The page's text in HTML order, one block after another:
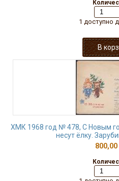
1 доступно
ХМК 1968 год № 478, С Новым
несут ёлку.
800,00